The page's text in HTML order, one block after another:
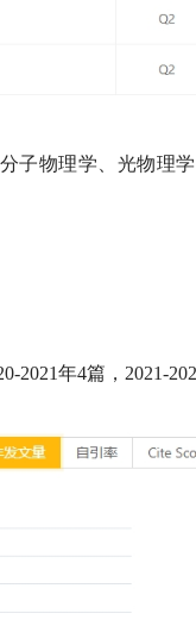
分子物理学、光物理
2021年4篇，2021-